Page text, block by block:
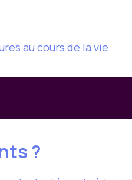
au cours de la vie.
?